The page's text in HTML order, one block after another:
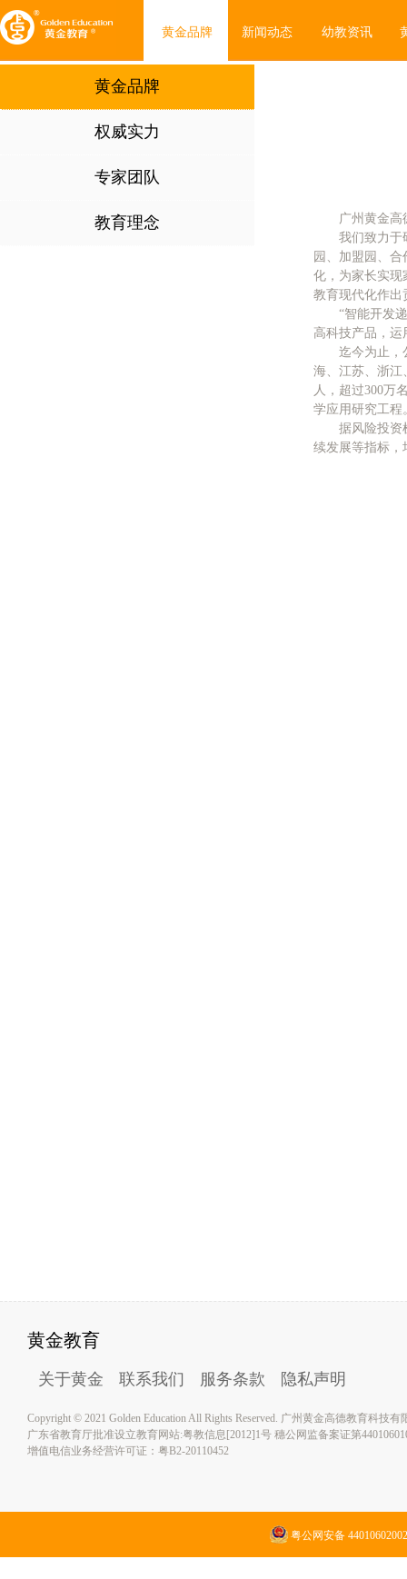
黄金品牌 新闻动态 幼教资讯
黄金品牌
权威实力
专家团队
教育理念
广州黄金高
我们致力于
园、加盟园、合
化，为家长实现
教育现代化作出
“智能开发
高科技产品，运
迄今为止，
海、江苏、浙江
人，超过300万
学应用研究工程
据风险投资机
续发展等指标，
黄金教育
关于黄金 联系我们 服务条款 隐私声明
Copyright © 2021 Golden Education All Rights Reserved. 广州黄金高德教育科技有
广东省教育厅批准设立教育网站:粤教信息[2012]1号 穗公网监备案证第
增值电信业务经营许可证：粤B2-20110452
粤公网安备